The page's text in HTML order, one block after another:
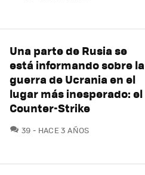
Una parte de Rusia se
está informando sobre la
guerra de Ucrania en el
lugar más inesperado: el
Counter-Strike
39 COMENTARIOS
HACE 3 AÑOS